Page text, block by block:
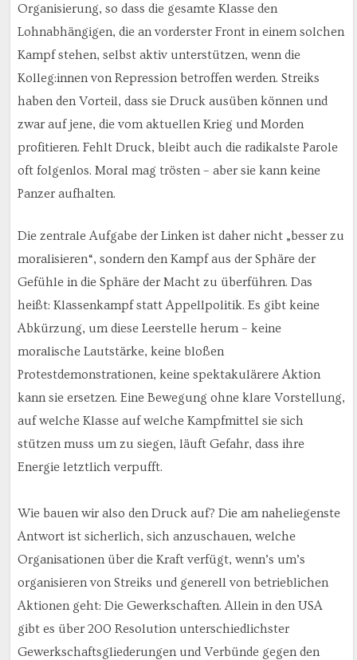
Organisierung, so dass die gesamte Klasse den
Lohnabhängigen, die an vorderster Front in einem solchen
Kampf stehen, selbst aktiv unterstützen, wenn die
Kolleg:innen von Repression betroffen werden. Streiks
haben den Vorteil, dass sie Druck ausüben können und
zwar auf jene, die vom aktuellen Krieg und Morden
profitieren. Fehlt Druck, bleibt auch die radikalste Parole
oft folgenlos. Moral mag trösten – aber sie kann keine
Panzer aufhalten.
Die zentrale Aufgabe der Linken ist daher nicht „besser zu
moralisieren“, sondern den Kampf aus der Sphäre der
Gefühle in die Sphäre der Macht zu überführen. Das
heißt: Klassenkampf statt Appellpolitik. Es gibt keine
Abkürzung, um diese Leerstelle herum – keine
moralische Lautstärke, keine bloßen
Protestdemonstrationen, keine spektakulärere Aktion
kann sie ersetzen. Eine Bewegung ohne klare Vorstellung,
auf welche Klasse auf welche Kampfmittel sie sich
stützen muss um zu siegen, läuft Gefahr, dass ihre
Energie letztlich verpufft.
Wie bauen wir also den Druck auf? Die am naheliegenste
Antwort ist sicherlich, sich anzuschauen, welche
Organisationen über die Kraft verfügt, wenn’s um’s
organisieren von Streiks und generell von betrieblichen
Aktionen geht: Die Gewerkschaften. Allein in den USA
gibt es über 200 Resolution unterschiedlichster
Gewerkschaftsgliederungen und Verbünde gegen den